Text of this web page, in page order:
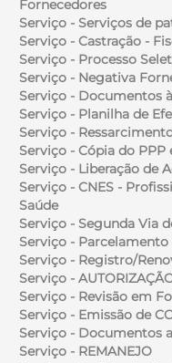
Fornecedores
Serviço - Serviços de
Serviço - Castração -
Serviço - Processo
Serviço - Negativa
Serviço - Documentos
Serviço - Planilha de
Serviço -
Serviço - Cópia do PPP
Serviço - Liberação de
Serviço - CNES -
Saúde
Serviço - Segunda Via
Serviço -
Serviço - Registro/
Serviço -
Serviço - Revisão em
Serviço - Emissão de
Serviço - Documentos
Serviço - REMANEJO